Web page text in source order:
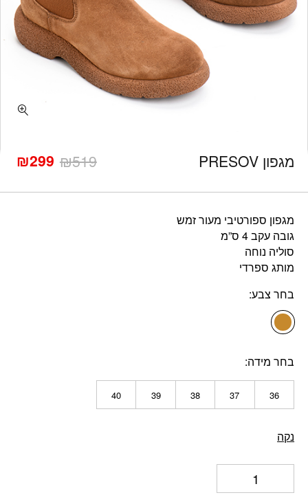
מגפון PRESOV ₪519
המחיר
המקורי
₪299 המחיר
הנוכחי
מגפון ספורטיבי מעור זמש
גובה עקב 4 ס”מ
סוליה נוחה
מותג ספרדי
בחר צבע
בחר מידה
36
37
38
39
40
נקה